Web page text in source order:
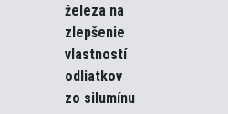
železa na
zlepšenie
vlastností
odliatkov
zo silumínu